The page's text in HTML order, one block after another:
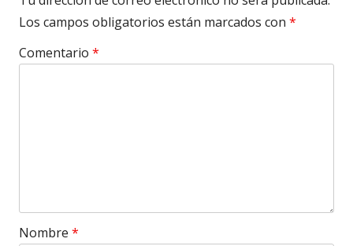
Los campos obligatorios están marcados con *
Comentario *
Nombre *